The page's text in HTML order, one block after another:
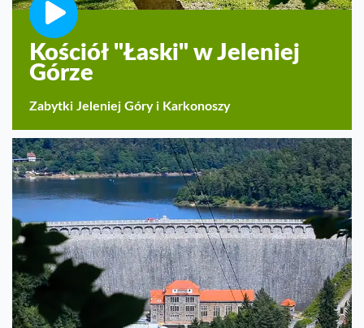
Kościół "Łaski" w Jeleniej
Górze
Zabytki Jeleniej Góry i Karkonoszy